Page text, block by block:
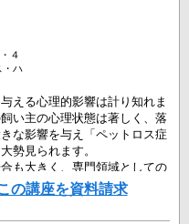
４
・ハ
える心理的影響は計り知れま
い主の心理状態は著しく、落
な影響を与え「ペットロス症
勢見られます。
も大きく、専門領域としての
に対するカウンセラーとして
の講座を資料請求